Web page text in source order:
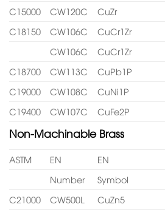
C15000
CW120C CuZr
C18150
CW106C CuCr1Zr
CW106C
CuCr1Zr
C18700
CW113C CuPb1P
C19000
CW108C CuNi1P
C19400
CW107C CuFe2P
Non-Machinable Brass
ASTM EN EN
Number
Symbol
C21000
CW500L CuZn5